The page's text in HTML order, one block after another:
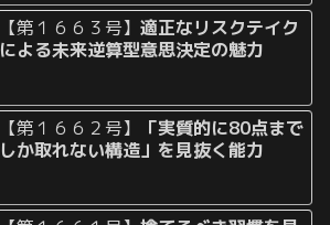
【第１６６３号】適正なリスクテイク
による未来逆算型意思決定の魅力
【第１６６２号】
「実質的に80点まで
しか取れない構造」を見抜く能力